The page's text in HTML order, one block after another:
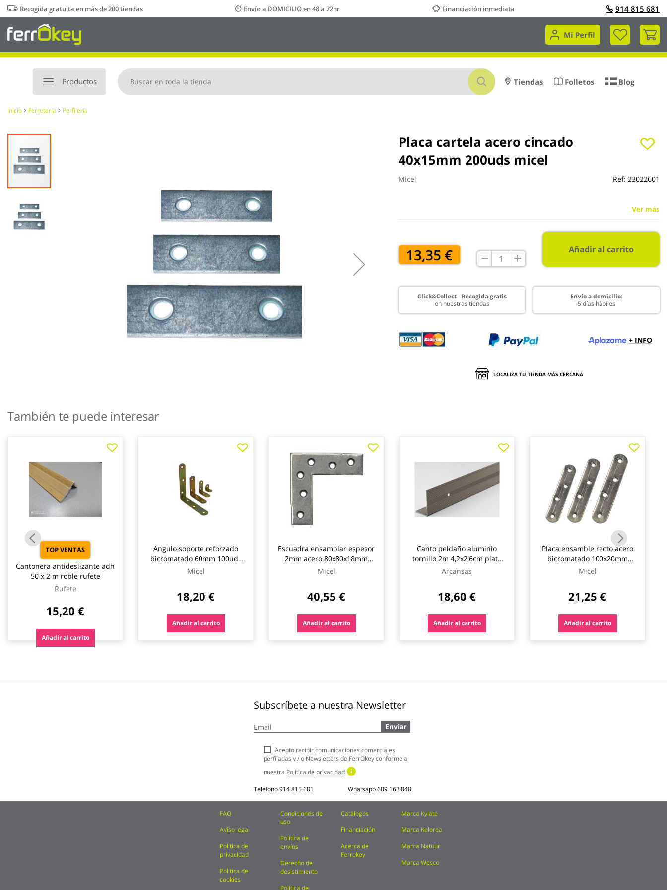
Ir
al
contenido
Recogida gratuita en más de 200 tiendas Envío a DOMICILIO en 48 a 72hr Financiación inmediata 914 815 681
Mi Perfil
Mi
Productos
Buscar
Tiendas Folletos Blog
Inicio Ferretería Perfilería
Placa cartela acero cincado
40x15mm 200uds micel
Micel Ref: 23022601
Ver más
13,35 € Añadir al carrito
Click&Collect - Recogida gratis
en nuestras tiendas
Envío a domicilio:
5 días hábiles
+ INFO
LOCALIZA TU TIENDA MÁS CERCANA
Saltar
final
de
galería
imágenes
al
comienzo
imágenes
También te puede interesar
TOP VENTAS
Cantonera antideslizante adh
50 x 2 m roble rufete
Rufete
15,20 €
Añadir al carrito
Angulo soporte reforzado
bicromatado 60mm 100uds
micel
Micel
18,20 €
Añadir al carrito
Escuadra ensamblar espesor
2mm acero 80x80x18mm
100uds micel
Micel
40,55 €
Añadir al carrito
Canto peldaño aluminio
tornillo 2m 4,2x2,6cm plata
arcansas
Arcansas
18,60 €
Añadir al carrito
Placa ensamble recto acero
bicromatado 100x20mm
100uds micel
Micel
21,25 €
Añadir al carrito
Subscríbete a nuestra Newsletter
a
boletín
noticias:
Enviar
Acepto recibir comunicaciones comerciales
perfiladas y / o Newsletters de FerrOkey conforme a
nuestra Política de privacidad
Teléfono914 815 681 Whatsapp689 163 848
FAQ
Aviso legal
Política de
privacidad
Política de
cookies
Condiciones de
uso
Política de
envíos
Derecho de
desistimiento
Política de
Catálogos
Financiación
Acerca de
Ferrokey
Marca Kylate
Marca Kolorea
Marca Natuur
Marca Wesco